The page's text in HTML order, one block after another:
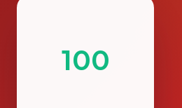
100